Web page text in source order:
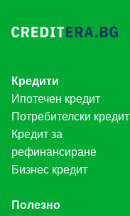
Кредити
Ипотечен кредит
Потребителски кредит
Кредит за
рефинансиране
Бизнес кредит
Полезно